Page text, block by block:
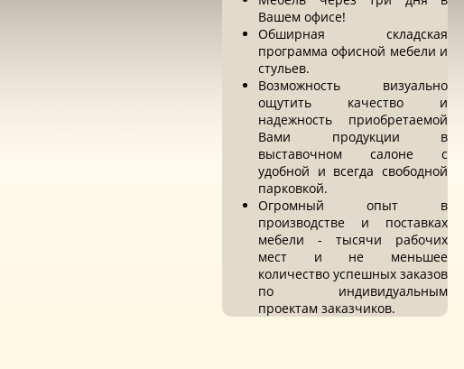
Вашем офисе!
Обширная складская
программа офисной мебели и
стульев.
Возможность визуально
ощутить качество и
надежность приобретаемой
Вами продукции в
выставочном салоне с
удобной и всегда свободной
парковкой.
Огромный опыт в
производстве и поставках
мебели - тысячи рабочих
мест и не меньшее
количество успешных заказов
по индивидуальным
проектам заказчиков.